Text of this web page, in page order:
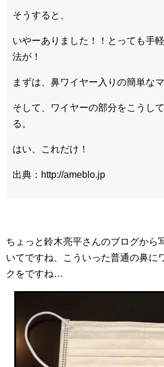
そうすると、
いやーありました！！とっても手
法が！
まずは、鼻ワイヤー入りの簡単な
そして、ワイヤーの部分をこうし
る。
はい、これだけ！
出典：http://ameblo.jp
ちょっと鈴木亮平さんのブログから
いてですね、こういった普通の鼻に
クをですね…